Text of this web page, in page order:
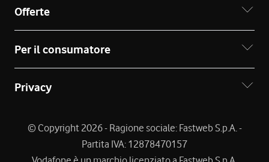
Offerte
Per il consumatore
Privacy
© Copyright 2026 - Ragione sociale: Fastweb S.p.A. -
Partita IVA: 12878470157